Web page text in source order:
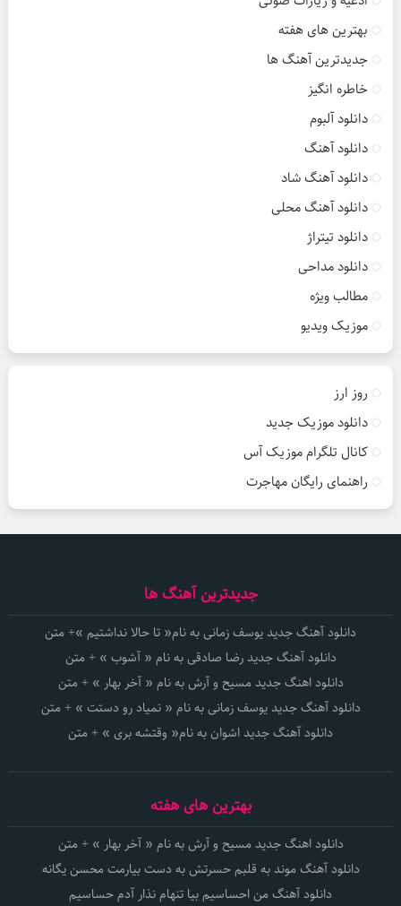
بهترین های هفته
جدیدترین آهنگ ها
خاطره انگیز
دانلود آلبوم
دانلود آهنگ
دانلود آهنگ شاد
دانلود آهنگ محلی
دانلود تیتراژ
دانلود مداحی
مطالب ویژه
موزیک ویدیو
روز ارز
دانلود موزیک جدید
کانال تلگرام موزیک آس
راهنمای رایگان مهاجرت
جدیدترین آهنگ ها
دانلود آهنگ جدید یوسف زمانی به نام« تا حالا نداشتیم »+ متن
دانلود آهنگ جدید رضا صادقی به نام « آشوب » + متن
دانلود اهنگ جدید مسیح و آرش به نام « آخر بهار » + متن
دانلود آهنگ جدید یوسف زمانی به نام « نمیاد رو دستت » + متن
دانلود آهنگ جدید اشوان به نام« وقتشه بری » + متن
بهترین های هفته
دانلود اهنگ جدید مسیح و آرش به نام « آخر بهار » + متن
دانلود آهنگ موند به قلبم حسرتش به دست بیارمت محسن یگانه
دانلود آهنگ من احساسیم بیا تنهام نذار آدم حساسیم